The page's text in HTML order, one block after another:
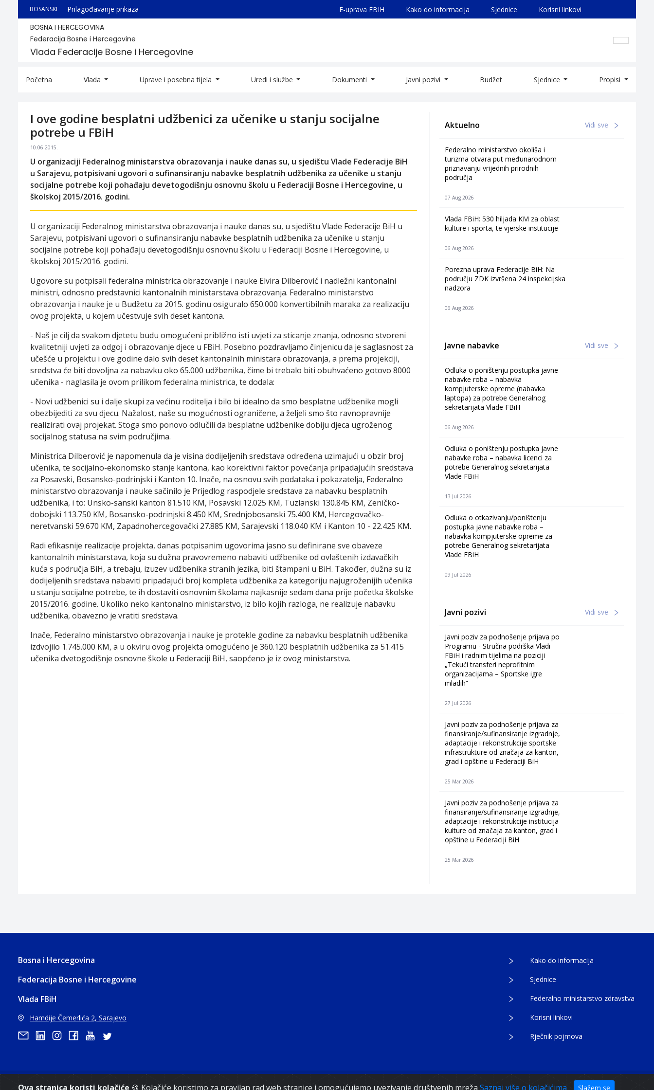
Ova stranica koristi kolačiće 🍪 Kolačiće koristimo za pravilan rad web stranice i omogućujemo uvezivanje društvenih mreža Saznaj više o kolačićima Slažem se
BOSANSKI Prilagođavanje prikaza E-uprava FBIH Kako do informacija Sjednice Korisni linkovi
BOSNA I HERCEGOVINA
Federacija Bosne i Hercegovine
Vlada Federacije Bosne i Hercegovine
Početna Vlada Uprave i posebna tijela Uredi i službe Dokumenti Javni pozivi Budžet Sjednice Propisi
I ove godine besplatni udžbenici za učenike u stanju socijalne
potrebe u FBiH
10.06.2015.
U organizaciji Federalnog ministarstva obrazovanja i nauke danas su, u sjedištu Vlade Federacije BiH
u Sarajevu, potpisivani ugovori o sufinansiranju nabavke besplatnih udžbenika za učenike u stanju
socijalne potrebe koji pohađaju devetogodišnju osnovnu školu u Federaciji Bosne i Hercegovine, u
školskoj 2015/2016. godini.
U organizaciji Federalnog ministarstva obrazovanja i nauke danas su, u sjedištu Vlade Federacije BiH u
Sarajevu, potpisivani ugovori o sufinansiranju nabavke besplatnih udžbenika za učenike u stanju
socijalne potrebe koji pohađaju devetogodišnju osnovnu školu u Federaciji Bosne i Hercegovine, u
školskoj 2015/2016. godini.
Ugovore su potpisali federalna ministrica obrazovanje i nauke Elvira Dilberović i nadležni kantonalni
ministri, odnosno predstavnici kantonalnih ministarstava obrazovanja. Federalno ministarstvo
obrazovanja i nauke je u Budžetu za 2015. godinu osiguralo 650.000 konvertibilnih maraka za realizaciju
ovog projekta, u kojem učestvuje svih deset kantona.
- Naš je cilj da svakom djetetu budu omogućeni približno isti uvjeti za sticanje znanja, odnosno stvoreni
kvalitetniji uvjeti za odgoj i obrazovanje djece u FBiH. Posebno pozdravljamo činjenicu da je saglasnost za
učešće u projektu i ove godine dalo svih deset kantonalnih ministara obrazovanja, a prema projekciji,
sredstva će biti dovoljna za nabavku oko 65.000 udžbenika, čime bi trebalo biti obuhvaćeno gotovo 8000
učenika - naglasila je ovom prilikom federalna ministrica, te dodala:
- Novi udžbenici su i dalje skupi za većinu roditelja i bilo bi idealno da smo besplatne udžbenike mogli
obezbijediti za svu djecu. Nažalost, naše su mogućnosti ograničene, a željeli smo što ravnopravnije
realizirati ovaj projekat. Stoga smo ponovo odlučili da besplatne udžbenike dobiju djeca ugroženog
socijalnog statusa na svim područjima.
Ministrica Dilberović je napomenula da je visina dodijeljenih sredstava određena uzimajući u obzir broj
učenika, te socijalno-ekonomsko stanje kantona, kao korektivni faktor povećanja pripadajućih sredstava
za Posavski, Bosansko-podrinjski i Kanton 10. Inače, na osnovu svih podataka i pokazatelja, Federalno
ministarstvo obrazovanja i nauke sačinilo je Prijedlog raspodjele sredstava za nabavku besplatnih
udžbenika, i to: Unsko-sanski kanton 81.510 KM, Posavski 12.025 KM, Tuzlanski 130.845 KM, Zeničko-
dobojski 113.750 KM, Bosansko-podrinjski 8.450 KM, Srednjobosanski 75.400 KM, Hercegovačko-
neretvanski 59.670 KM, Zapadnohercegovački 27.885 KM, Sarajevski 118.040 KM i Kanton 10 - 22.425 KM.
Radi efikasnije realizacije projekta, danas potpisanim ugovorima jasno su definirane sve obaveze
kantonalnih ministarstava, koja su dužna pravovremeno nabaviti udžbenike od ovlaštenih izdavačkih
kuća s područja BiH, a trebaju, izuzev udžbenika stranih jezika, biti štampani u BiH. Također, dužna su iz
dodijeljenih sredstava nabaviti pripadajući broj kompleta udžbenika za kategoriju najugroženijih učenika
u stanju socijalne potrebe, te ih dostaviti osnovnim školama najkasnije sedam dana prije početka školske
2015/2016. godine. Ukoliko neko kantonalno ministarstvo, iz bilo kojih razloga, ne realizuje nabavku
udžbenika, obavezno je vratiti sredstava.
Inače, Federalno ministarstvo obrazovanja i nauke je protekle godine za nabavku besplatnih udžbenika
izdvojilo 1.745.000 KM, a u okviru ovog projekta omogućeno je 360.120 besplatnih udžbenika za 51.415
učenika dvetogodišnje osnovne škole u Federaciji BiH, saopćeno je iz ovog ministarstva.
Aktuelno Vidi sve
Federalno ministarstvo okoliša i
turizma otvara put međunarodnom
priznavanju vrijednih prirodnih
područja
07 Aug 2026
Vlada FBiH: 530 hiljada KM za oblast
kulture i sporta, te vjerske institucije
06 Aug 2026
Porezna uprava Federacije BiH: Na
području ZDK izvršena 24 inspekcijska
nadzora
06 Aug 2026
Javne nabavke Vidi sve
Odluka o poništenju postupka javne
nabavke roba – nabavka
kompjuterske opreme (nabavka
laptopa) za potrebe Generalnog
sekretarijata Vlade FBiH
06 Aug 2026
Odluka o poništenju postupka javne
nabavke roba – nabavka licenci za
potrebe Generalnog sekretarijata
Vlade FBiH
13 Jul 2026
Odluka o otkazivanju/poništenju
postupka javne nabavke roba –
nabavka kompjuterske opreme za
potrebe Generalnog sekretarijata
Vlade FBiH
09 Jul 2026
Javni pozivi Vidi sve
Javni poziv za podnošenje prijava po
Programu - Stručna podrška Vladi
FBiH i radnim tijelima na poziciji
„Tekući transferi neprofitnim
organizacijama – Sportske igre
mladih“
27 Jul 2026
Javni poziv za podnošenje prijava za
finansiranje/sufinansiranje izgradnje,
adaptacije i rekonstrukcije sportske
infrastrukture od značaja za kanton,
grad i opštine u Federaciji BiH
25 Mar 2026
Javni poziv za podnošenje prijava za
finansiranje/sufinansiranje izgradnje,
adaptacije i rekonstrukcije institucija
kulture od značaja za kanton, grad i
opštine u Federaciji BiH
25 Mar 2026
Bosna i Hercegovina
Federacija Bosne i Hercegovine
Vlada FBiH
Hamdije Čemerlića 2, Sarajevo
Kako do informacija
Sjednice
Federalno ministarstvo zdravstva
Korisni linkovi
Rječnik pojmova
Copyright 2021. Vlada Federacije Bosne i Hercegovine